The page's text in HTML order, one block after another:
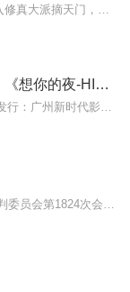
【人格担保，不好听你削我】《想你的夜-HIFI女声》